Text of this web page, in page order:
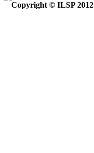
Copyright © ILSP 2012